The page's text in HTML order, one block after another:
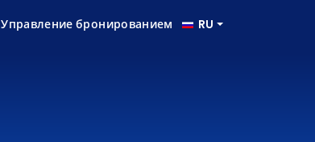
Управление бронированием RU